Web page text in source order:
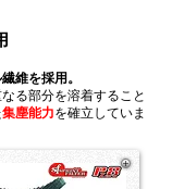
維を採用。
る部分を溶着すること
集塵能力を確立していま